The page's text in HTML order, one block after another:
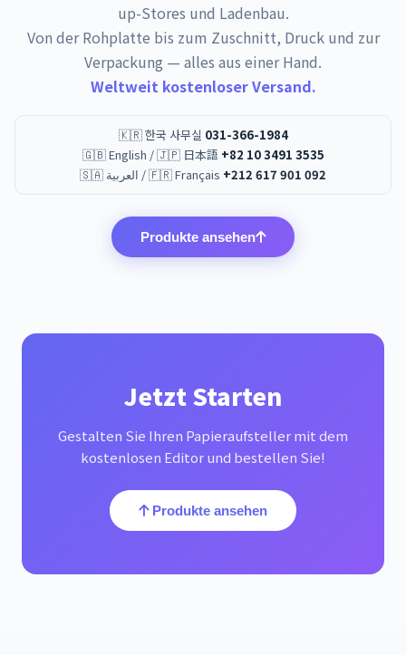
up-Stores und Ladenbau.
Von der Rohplatte bis zum Zuschnitt, Druck und zur
Verpackung — alles aus einer Hand.
Weltweit kostenloser Versand.
🇰🇷 한국 사무실 031-366-1984
🇬🇧 English / 🇯🇵 日本語 +82 10 3491 3535
🇸🇦 العربية / 🇫🇷 Français +212 617 901 092
Produkte ansehen
Jetzt Starten
Gestalten Sie Ihren Papieraufsteller mit dem
kostenlosen Editor und bestellen Sie!
Produkte ansehen